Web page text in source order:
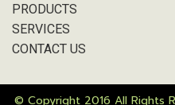
PRODUCTS
SERVICES
CONTACT US
© Copyright 2016 All Rights